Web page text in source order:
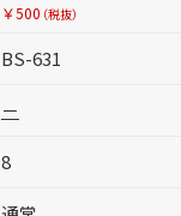
￥500 （税抜）
BS-631
－
8